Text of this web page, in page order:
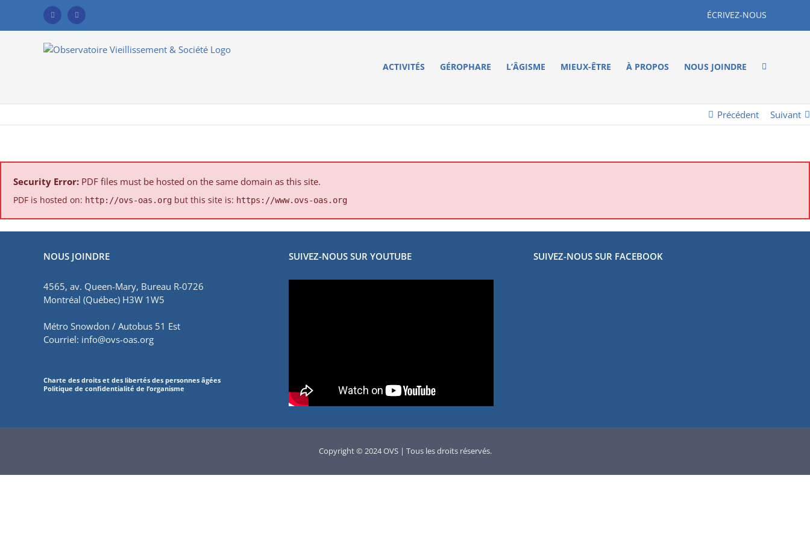
content
FacebookYouTube ÉCRIVEZ-NOUS
ACTIVITÉS GÉROPHARE L’ÂGISME MIEUX-ÊTRE À PROPOS NOUS JOINDRE
Précédent Suivant
Security Error: PDF files must be hosted on the same domain as this site.
PDF is hosted on: http://ovs-oas.org but this site is: https://www.ovs-oas.org
NOUS JOINDRE
4565, av. Queen-Mary, Bureau R-0726
Montréal (Québec) H3W 1W5
Métro Snowdon / Autobus 51 Est
Courriel: info@ovs-oas.org
Charte des droits et des libertés des personnes âgées
Politique de confidentialité de l’organisme
SUIVEZ-NOUS SUR YOUTUBE SUIVEZ-NOUS SUR FACEBOOK
Copyright © 2024 OVS | Tous les droits réservés.